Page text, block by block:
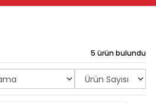
5 ürün bulundu